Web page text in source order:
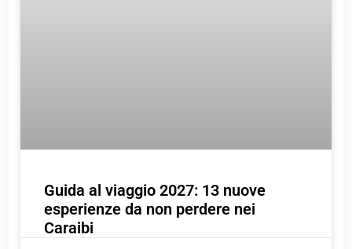
Guida al viaggio 2027: 13 nuove
esperienze da non perdere nei
Caraibi